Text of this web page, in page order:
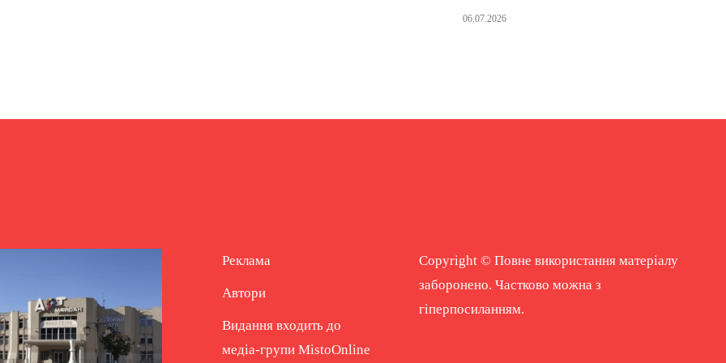
06.07.2026
Реклама
Автори
Видання входить до
медіа-групи MistoOnline
Copyright © Повне використання матеріалу
заборонено. Частково можна з
гіперпосиланням.